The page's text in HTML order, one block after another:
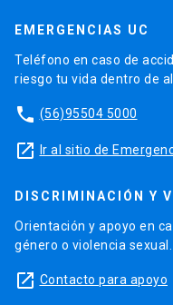
EMERGENCIAS UC
Teléfono en caso de
riesgo tu vida dentro de
phone (56)95504 5000
launch Ir al sitio de
DISCRIMINACIÓN Y
Orientación y apoyo en
género o violencia sexual.
launch Contacto para apoyo